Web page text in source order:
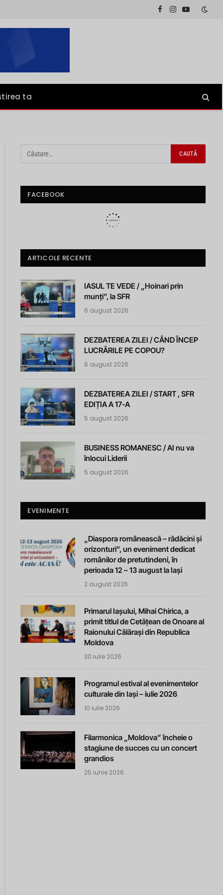
Facebook
InstagramYouTube
ta
FACEBOOK
ARTICOLE RECENTE
IASUL TE VEDE / „Hoinari prin
munți”, la SFR
6 august 2026
DEZBATEREA ZILEI / CÂND ÎNCEP
LUCRĂRILE PE COPOU?
6 august 2026
DEZBATEREA ZILEI / START , SFR
EDIȚIA A 17-A
5 august 2026
BUSINESS ROMANESC / AI nu va
înlocui Liderii
5 august 2026
EVENIMENTE
„Diaspora românească – rădăcini și
orizonturi”, un eveniment dedicat
românilor de pretutindeni, în
perioada 12 – 13 august la Iași
2 august 2026
Primarul Iașului, Mihai Chirica, a
primit titlul de Cetățean de Onoare al
Raionului Călărași din Republica
Moldova
30 iulie 2026
Programul estival al evenimentelor
culturale din Iași – iulie 2026
10 iulie 2026
Filarmonica „Moldova” încheie o
stagiune de succes cu un concert
grandios
25 iunie 2026